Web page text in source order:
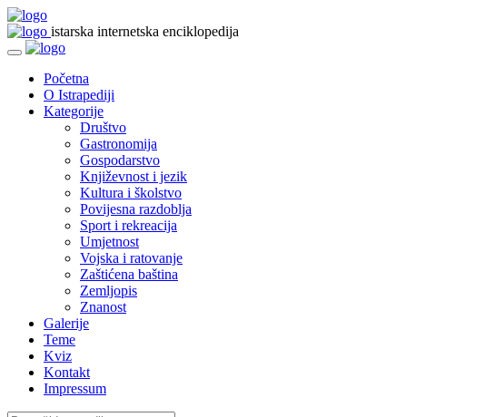
istarska internetska enciklopedija
Početna
O Istrapediji
Kategorije
Društvo
Gastronomija
Gospodarstvo
Književnost i jezik
Kultura i školstvo
Povijesna razdoblja
Sport i rekreacija
Umjetnost
Vojska i ratovanje
Zaštićena baština
Zemljopis
Znanost
Galerije
Teme
Kviz
Kontakt
Impressum